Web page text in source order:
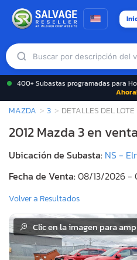
400+ Subastas programadas para
MAZDA 3 DETALLES DEL LOTE
2012 Mazda 3 en
Ubicación de Subasta: NS -
Fecha de Venta:08/13/2026 -
Volver a Resultados
Clic en la imagen para